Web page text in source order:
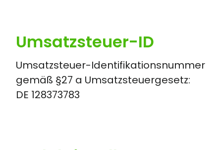
Umsatzsteuer-ID
Umsatzsteuer-Identifikationsnummer
gemäß §27 a Umsatzsteuergesetz:
DE 128373783